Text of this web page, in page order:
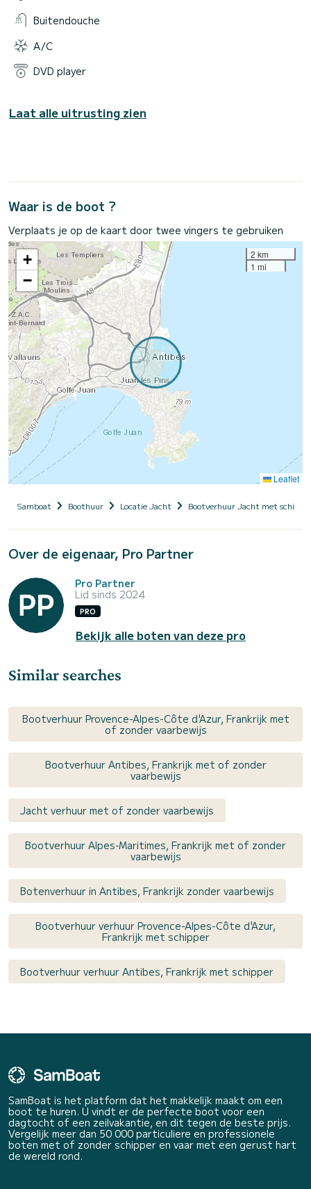
Buitendouche
A/C
DVD player
Laat alle uitrusting zien
Waar is de boot ?
Verplaats je op de kaart door twee vingers te gebruiken
+
−
2 km
1 mi
Leaflet
Samboat Boothuur Locatie Jacht Bootverhuur Jacht met schipper
Over de eigenaar, Pro Partner
Pro Partner
Lid sinds 2024
PRO
Bekijk alle boten van deze pro
Similar searches
Bootverhuur Provence-Alpes-Côte d'Azur, Frankrijk met
of zonder vaarbewijs
Bootverhuur Antibes, Frankrijk met of zonder
vaarbewijs
Jacht verhuur met of zonder vaarbewijs
Bootverhuur Alpes-Maritimes, Frankrijk met of zonder
vaarbewijs
Botenverhuur in Antibes, Frankrijk zonder vaarbewijs
Bootverhuur verhuur Provence-Alpes-Côte d'Azur,
Frankrijk met schipper
Bootverhuur verhuur Antibes, Frankrijk met schipper
SamBoat is het platform dat het makkelijk maakt om een
boot te huren. U vindt er de perfecte boot voor een
dagtocht of een zeilvakantie, en dit tegen de beste prijs.
Vergelijk meer dan 50 000 particuliere en professionele
boten met of zonder schipper en vaar met een gerust hart
de wereld rond.